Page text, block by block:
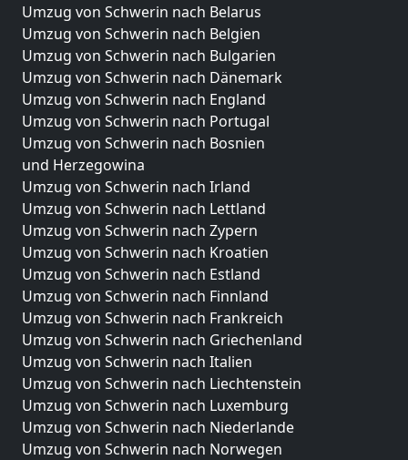
Umzug von Schwerin nach Belarus
Umzug von Schwerin nach Belgien
Umzug von Schwerin nach Bulgarien
Umzug von Schwerin nach Dänemark
Umzug von Schwerin nach England
Umzug von Schwerin nach Portugal
Umzug von Schwerin nach Bosnien
und Herzegowina
Umzug von Schwerin nach Irland
Umzug von Schwerin nach Lettland
Umzug von Schwerin nach Zypern
Umzug von Schwerin nach Kroatien
Umzug von Schwerin nach Estland
Umzug von Schwerin nach Finnland
Umzug von Schwerin nach Frankreich
Umzug von Schwerin nach Griechenland
Umzug von Schwerin nach Italien
Umzug von Schwerin nach Liechtenstein
Umzug von Schwerin nach Luxemburg
Umzug von Schwerin nach Niederlande
Umzug von Schwerin nach Norwegen